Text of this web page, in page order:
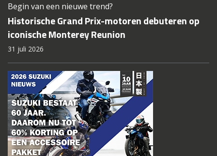
Begin van een nieuwe trend?
Historische Grand Prix-motoren debuteren op
iconische Monterey Reunion
31 juli 2026